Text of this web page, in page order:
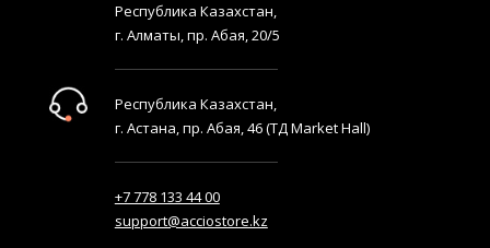
Республика Казахстан,
г. Алматы, пр. Абая, 20/5
Республика Казахстан,
г. Астана, пр. Абая, 46 (ТД Market Hall)
+7 778 133 44 00
support@acciostore.kz